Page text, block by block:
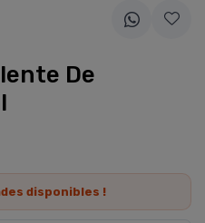
De
disponibles !